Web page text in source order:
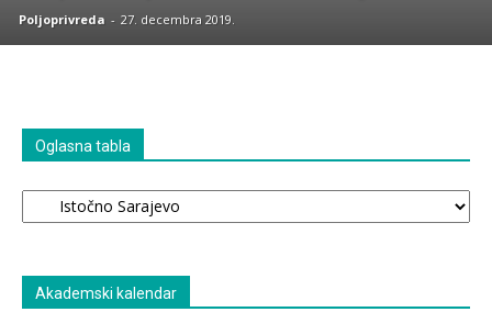
Poljoprivreda - 27. decembra 2019.
Oglasna tabla
Oglasna
Akademski kalendar